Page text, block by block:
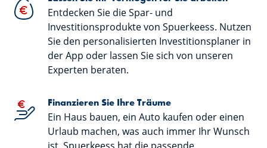
Entdecken Sie die Spar- und
Investitionsprodukte von Spuerkeess. Nutzen
Sie den personalisierten Investitionsplaner in
der App oder lassen Sie sich von unseren
Experten beraten.
Finanzieren Sie Ihre Träume
Ein Haus bauen, ein Auto kaufen oder einen
Urlaub machen, was auch immer Ihr Wunsch